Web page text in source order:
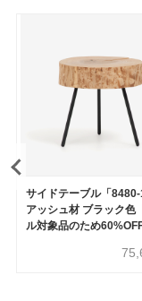
サイドテーブル「8480-
アッシュ材 ブラック色
ル対象品のため60%OFF